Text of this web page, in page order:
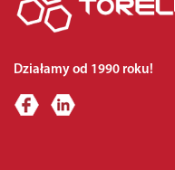
Działamy od 1990 roku!